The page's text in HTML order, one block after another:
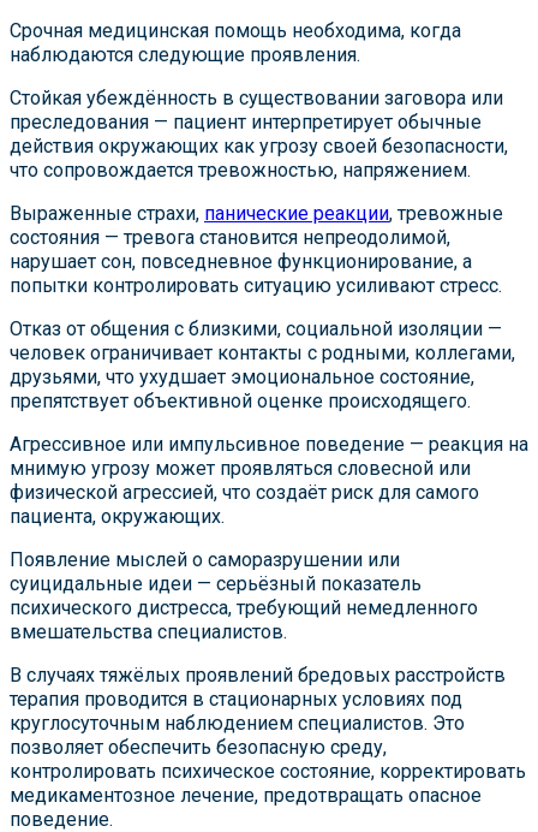
Срочная медицинская помощь необходима, когда
наблюдаются следующие проявления.
Стойкая убеждённость в существовании заговора или
преследования — пациент интерпретирует обычные
действия окружающих как угрозу своей безопасности,
что сопровождается тревожностью, напряжением.
Выраженные страхи, панические реакции, тревожные
состояния — тревога становится непреодолимой,
нарушает сон, повседневное функционирование, а
попытки контролировать ситуацию усиливают стресс.
Отказ от общения с близкими, социальной изоляции —
человек ограничивает контакты с родными, коллегами,
друзьями, что ухудшает эмоциональное состояние,
препятствует объективной оценке происходящего.
Агрессивное или импульсивное поведение — реакция на
мнимую угрозу может проявляться словесной или
физической агрессией, что создаёт риск для самого
пациента, окружающих.
Появление мыслей о саморазрушении или
суицидальные идеи — серьёзный показатель
психического дистресса, требующий немедленного
вмешательства специалистов.
В случаях тяжёлых проявлений бредовых расстройств
терапия проводится в стационарных условиях под
круглосуточным наблюдением специалистов. Это
позволяет обеспечить безопасную среду,
контролировать психическое состояние, корректировать
медикаментозное лечение, предотвращать опасное
поведение.